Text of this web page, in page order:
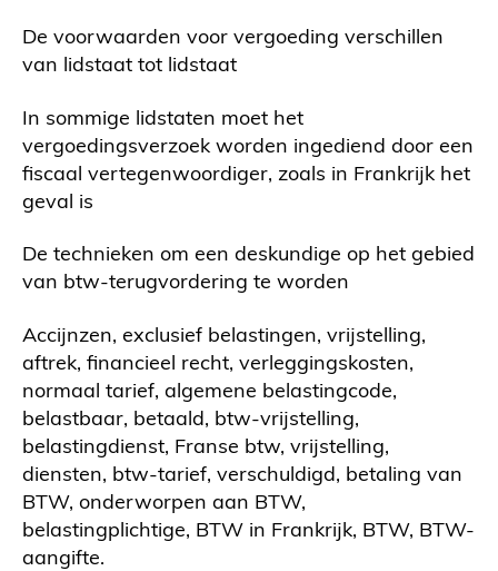
De voorwaarden voor vergoeding verschillen
van lidstaat tot lidstaat
In sommige lidstaten moet het
vergoedingsverzoek worden ingediend door een
fiscaal vertegenwoordiger, zoals in Frankrijk het
geval is
De technieken om een deskundige op het gebied
van btw-terugvordering te worden
Accijnzen, exclusief belastingen, vrijstelling,
aftrek, financieel recht, verleggingskosten,
normaal tarief, algemene belastingcode,
belastbaar, betaald, btw-vrijstelling,
belastingdienst, Franse btw, vrijstelling,
diensten, btw-tarief, verschuldigd, betaling van
BTW, onderworpen aan BTW,
belastingplichtige, BTW in Frankrijk, BTW, BTW-
aangifte.